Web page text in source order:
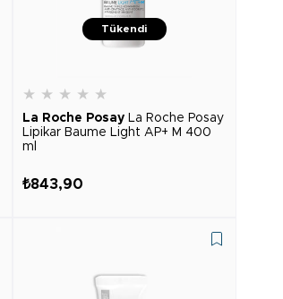
Tükendi
★ ★ ★ ★ ★
La Roche Posay La Roche Posay
Lipikar Baume Light AP+ M 400
ml
₺843,90